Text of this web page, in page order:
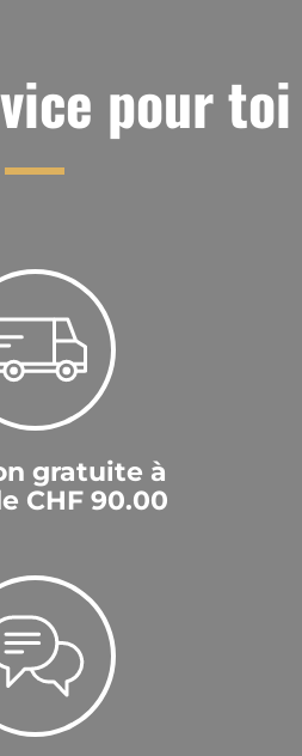
pour toi
gratuite à
CHF 90.00